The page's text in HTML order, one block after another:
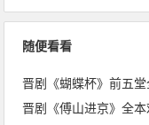
随便看看
晋剧《蝴蝶杯》前五
晋剧《傅山进京》全